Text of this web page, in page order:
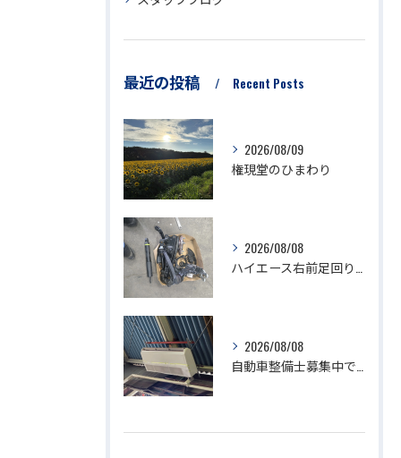
最近の投稿 Recent Posts
2026/08/09
権現堂のひまわり
2026/08/08
2026/08/08